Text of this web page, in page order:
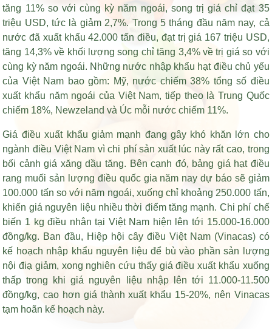
tăng 11% so với cùng kỳ năm ngoái, song trị giá chỉ đạt 35
triệu USD, tức là giảm 2,7%. Trong 5 tháng đầu năm nay, cả
nước đã xuất khẩu 42.000 tấn điều, đạt trị giá 167 triệu USD,
tăng 14,3% về khối lượng song chỉ tăng 3,4% về trị giá so với
cùng kỳ năm ngoái. Những nước nhập khẩu hạt điều chủ yếu
của Việt Nam bao gồm: Mỹ, nước chiếm 38% tổng số điều
xuất khẩu năm ngoái của Việt Nam, tiếp theo là Trung Quốc
chiếm 18%, Newzeland và Úc mỗi nước chiếm 11%.
Giá điều xuất khẩu giảm mạnh đang gây khó khăn lớn cho
ngành điều Việt Nam vì chi phí sản xuất lúc này rất cao, trong
bối cảnh giá xăng dầu tăng. Bên cạnh đó, bảng giá hạt điều
rang muối sản lượng điều quốc gia năm nay dự báo sẽ giảm
100.000 tấn so với năm ngoái, xuống chỉ khoảng 250.000 tấn,
khiến giá nguyên liệu nhiều thời điểm tăng mạnh. Chi phí chế
biến 1 kg điều nhân tại Việt Nam hiện lên tới 15.000-16.000
đồng/kg. Ban đầu, Hiệp hội cây điều Việt Nam (Vinacas) có
kế hoạch nhập khẩu nguyên liệu để bù vào phần sản lượng
nội điạ giảm, xong nghiên cứu thấy giá điều xuất khẩu xuống
thấp trong khi giá nguyên liệu nhập lên tới 11.000-11.500
đồng/kg, cao hơn giá thành xuất khẩu 15-20%, nên Vinacas
tạm hoãn kế hoạch này.